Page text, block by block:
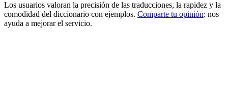
Los usuarios valoran la precisión de las traducciones, la rapidez y la
comodidad del diccionario con ejemplos. Comparte tu opinión: nos
ayuda a mejorar el servicio.